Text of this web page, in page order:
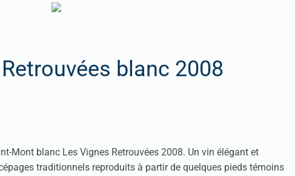
blanc 2008
Mont blanc Les Vignes Retrouvées 2008. Un vin élégant et
traditionnels reproduits à partir de quelques pieds témoins